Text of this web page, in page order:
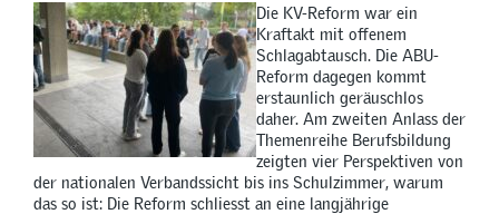
Die KV-Reform war ein
Kraftakt mit offenem
Schlagabtausch. Die ABU-
Reform dagegen kommt
erstaunlich geräuschlos
daher. Am zweiten Anlass der
Themenreihe Berufsbildung
zeigten vier Perspektiven von
der nationalen Verbandssicht bis ins Schulzimmer, warum
das so ist: Die Reform schliesst an eine langjährige